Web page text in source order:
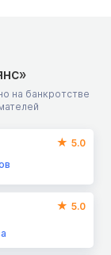
на банкротстве
5.0
5.0